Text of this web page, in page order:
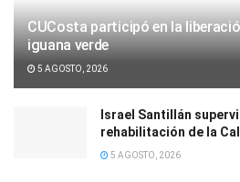
CUCosta participó en la
iguana verde
5 AGOSTO, 2026
Israel Santillán
rehabilitación de la
5 AGOSTO, 2026